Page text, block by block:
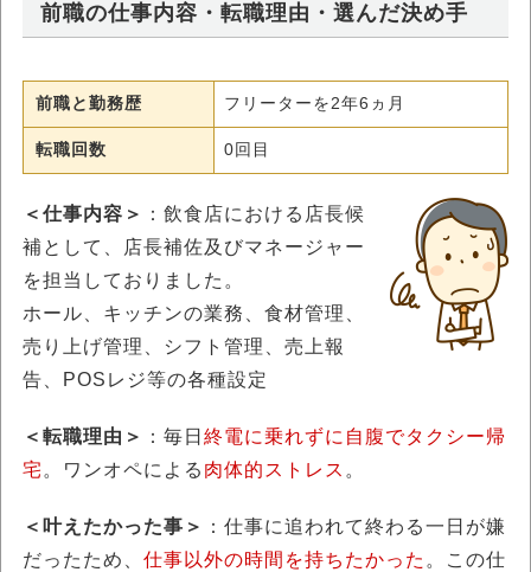
前職の仕事内容・転職理由・選んだ決め手
前職と勤務歴 フリーターを2年6ヵ月
転職回数 0回目
＜仕事内容＞
：飲食店における店長候
補として、店長補佐及びマネージャー
を担当しておりました。
ホール、キッチンの業務、食材管理、
売り上げ管理、シフト管理、売上報
告、POSレジ等の各種設定
＜転職理由＞ ：毎日 終電に乗れずに自腹でタクシー帰
宅 。ワンオペによる 肉体的ストレス 。
＜叶えたかった事＞
：仕事に追われて終わる一日が嫌
だったため、 仕事以外の時間を持ちたかった 。この仕